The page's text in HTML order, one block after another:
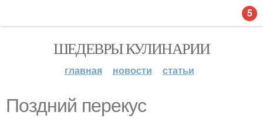
ШЕДЕВРЫ КУЛИНАРИИ
главная новости статьи
Поздний перекус
5